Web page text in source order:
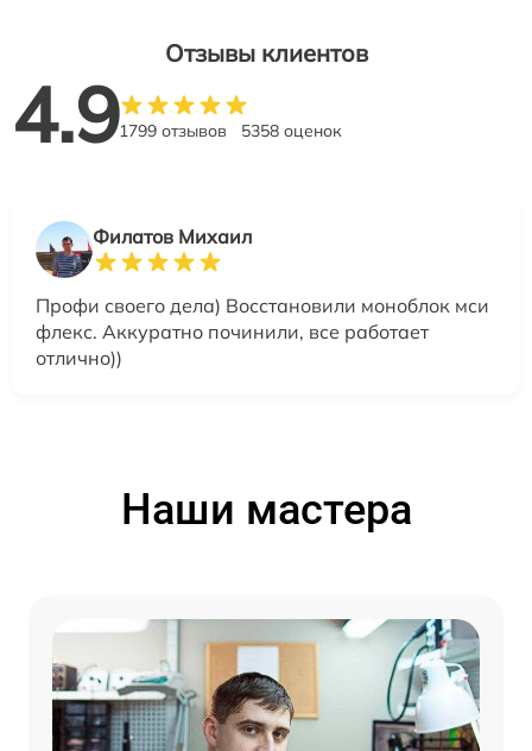
Отзывы клиентов
4.91799 отзывов 5358 оценок
Филатов Михаил
Профи своего дела) Восстановили моноблок мси
флекс. Аккуратно починили, все работает
отлично))
Наши мастера